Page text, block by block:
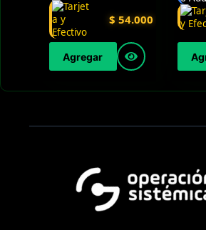
$ 54.000
Agregar